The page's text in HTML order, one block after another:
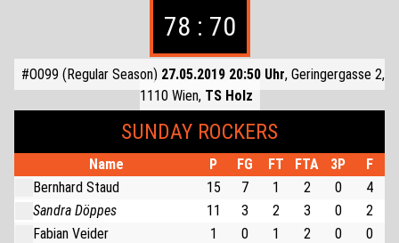
78 : 70
#O099 (Regular Season) 27.05.2019 20:50 Uhr, Geringergasse 2,
1110 Wien, TS Holz
SUNDAY ROCKERS
Name P FG FT FTA 3P
F
Bernhard Staud
15 7 1 2 0
4
Sandra Döppes
11 3 2 3 0
2
Fabian Veider
1 0 1 2 0
0